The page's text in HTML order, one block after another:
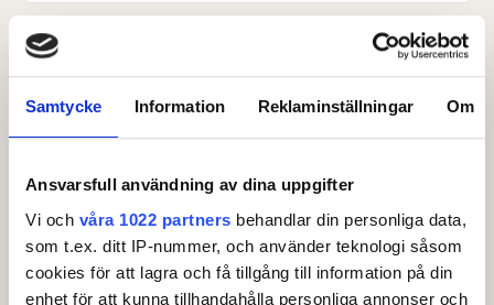
Samtycke Information Reklaminställningar Om
Ansvarsfull användning av dina uppgifter
Vi och våra 1022 partners behandlar din personliga data,
som t.ex. ditt IP-nummer, och använder teknologi såsom
cookies för att lagra och få tillgång till information på din
enhet för att kunna tillhandahålla personliga annonser och
Joakim Spårebo
, Tävlingsledare
mans.thorselius@golf.se
08-622 15 66